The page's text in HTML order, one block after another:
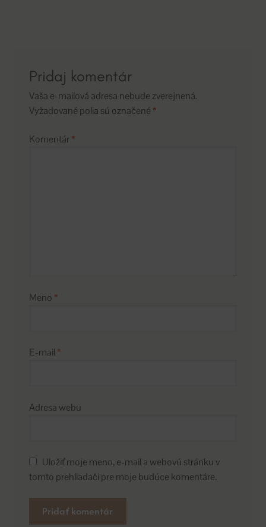
Pridaj komentár
Vaša e-mailová adresa nebude zverejnená.
Vyžadované polia sú označené *
Komentár*
Meno *
E-mail *
Adresa webu
Uložiť moje meno, e-mail a webovú stránku v
tomto prehliadači pre moje budúce komentáre.